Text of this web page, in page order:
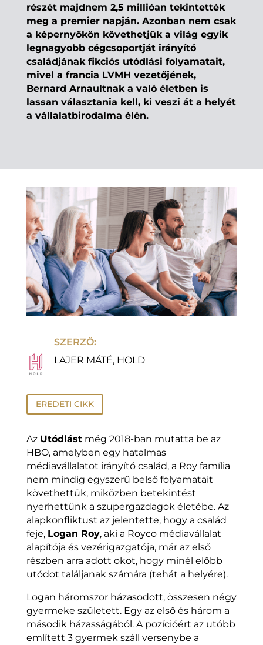
részét majdnem 2,5 millióan tekintették
meg a premier napján. Azonban nem csak
a képernyőkön követhetjük a világ egyik
legnagyobb cégcsoportját irányító
családjának fikciós utódlási folyamatait,
mivel a francia LVMH vezetőjének,
Bernard Arnaultnak a való életben is
lassan választania kell, ki veszi át a helyét
a vállalatbirodalma élén.
SZERZŐ:
LAJER MÁTÉ, HOLD
EREDETI CIKK
Az Utódlástmég 2018-ban mutatta be az
HBO, amelyben egy hatalmas
médiavállalatot irányító család, a Roy família
nem mindig egyszerű belső folyamatait
követhettük, miközben betekintést
nyerhettünk a szupergazdagok életébe. Az
alapkonfliktust az jelentette, hogy a család
feje, Logan Roy, aki a Royco médiavállalat
alapítója és vezérigazgatója, már az első
részben arra adott okot, hogy minél előbb
utódot találjanak számára (tehát a helyére).
Logan háromszor házasodott, összesen négy
gyermeke született. Egy az első és három a
második házasságából. A pozícióért az utóbb
említett 3 gyermek száll versenybe a